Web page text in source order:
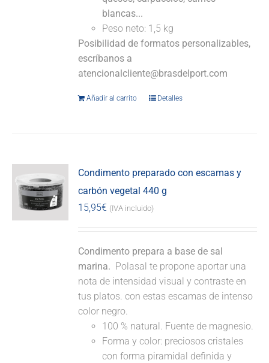
blancas...
Peso neto: 1,5 kg
Posibilidad de formatos personalizables,
escríbanos a
atencionalcliente@brasdelport.com
Añadir al carrito Detalles
Condimento preparado con escamas y
carbón vegetal 440 g
15,95€ (IVA incluido)
Condimento prepara a base de sal
marina. Polasal te propone aportar una
nota de intensidad visual y contraste en
tus platos. con estas escamas de intenso
color negro.
100 % natural. Fuente de magnesio.
Forma y color: preciosos cristales
con forma piramidal definida y